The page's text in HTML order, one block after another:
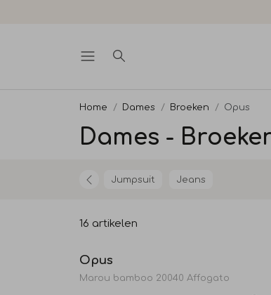
Home Dames Broeken Opus
Dames -
Jeans
Jumpsuit
16 artikelen
Opus
Marou bamboo 20040 Affogato